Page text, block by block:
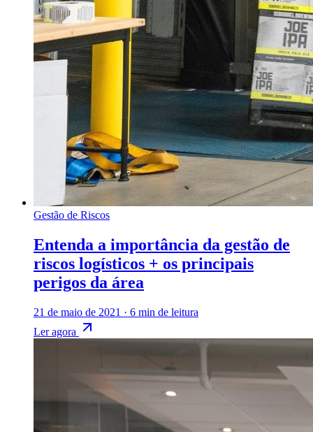
Gestão de Riscos
Entenda a importância da gestão de
riscos logísticos + os principais
perigos da área
21 de maio de 2021 · 6 min de leitura
Ler agora